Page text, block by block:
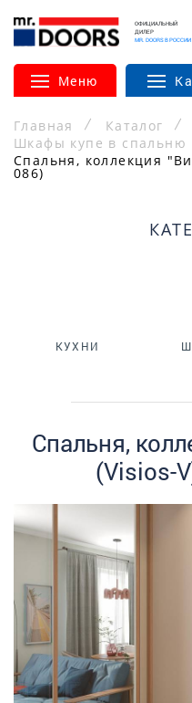
ОФИЦИАЛЬНЫЙ
ДИЛЕР
MR. DOORS В РОССИИ
Меню
Главная Каталог
Шкафы купе в спальню
Спальня, коллекция
086)
КУХНИ
Спальня,
(Visios-